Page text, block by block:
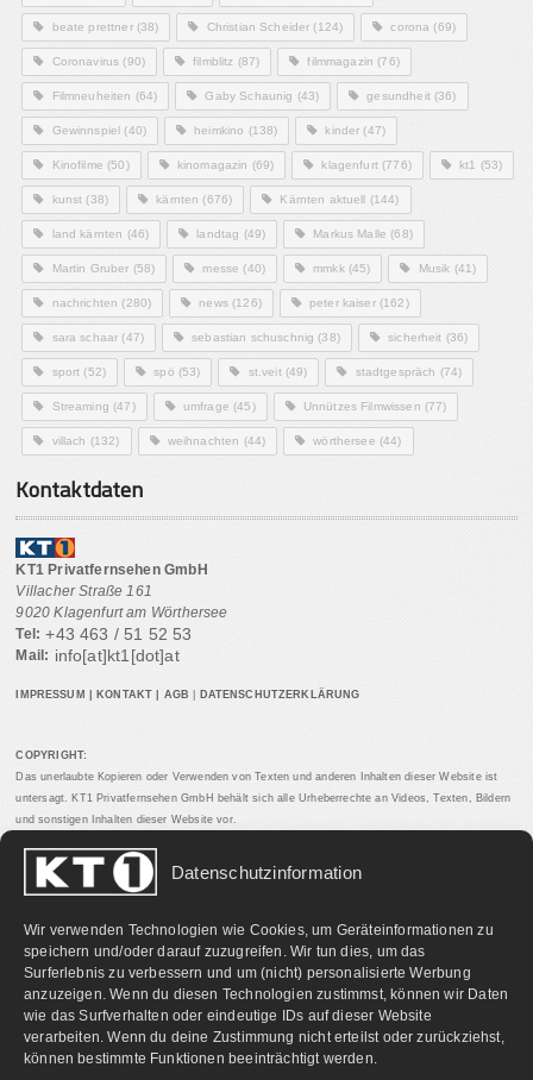
Datenschutzinformation
Wir verwenden Technologien wie Cookies, um Geräteinformationen zu
speichern und/oder darauf zuzugreifen. Wir tun dies, um das
Surferlebnis zu verbessern und um (nicht) personalisierte Werbung
anzuzeigen. Wenn du diesen Technologien zustimmst, können wir Daten
wie das Surfverhalten oder eindeutige IDs auf dieser Website
verarbeiten. Wenn du deine Zustimmung nicht erteilst oder zurückziehst,
können bestimmte Funktionen beeinträchtigt werden.
beate prettner(38) Christian Scheider (124) corona (69)
Coronavirus (90) filmblitz (87) filmmagazin (76)
Filmneuheiten (64) Gaby Schaunig (43) gesundheit(36)
Gewinnspiel (40) heimkino (138) kinder (47)
Kinofilme (50) kinomagazin (69) klagenfurt(776) kt1 (53)
kunst (38) kärnten (676) Kärnten aktuell (144)
land kärnten (46) landtag (49) Markus Malle (68)
Martin Gruber (58) messe (40) mmkk(45) Musik (41)
nachrichten (280) news(126) peter kaiser(162)
sara schaar (47) sebastian schuschnig (38) sicherheit (36)
sport (52) spö (53) st.veit(49) stadtgespräch (74)
Streaming (47) umfrage (45) Unnützes Filmwissen (77)
villach (132) weihnachten (44) wörthersee (44)
Kontaktdaten
KT1 Privatfernsehen GmbH
Villacher Straße 161
9020 Klagenfurt am Wörthersee
Tel: +43 463 / 51 52 53
Mail: info[at]kt1[dot]at
IMPRESSUM KONTAKT AGB DATENSCHUTZERKLÄRUNG
COPYRIGHT:
Das unerlaubte Kopieren oder Verwenden von Texten und anderen Inhalten dieser Website ist
untersagt. KT1 Privatfernsehen GmbH behält sich alle Urheberrechte an Videos, Texten, Bildern
und sonstigen Inhalten dieser Website vor.
PARTNERLINKS: